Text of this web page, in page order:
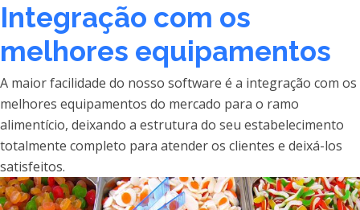
Integração com os
melhores equipamentos
A maior facilidade do nosso software é a integração com os
melhores equipamentos do mercado para o ramo
alimentício, deixando a estrutura do seu estabelecimento
totalmente completo para atender os clientes e deixá-los
satisfeitos.